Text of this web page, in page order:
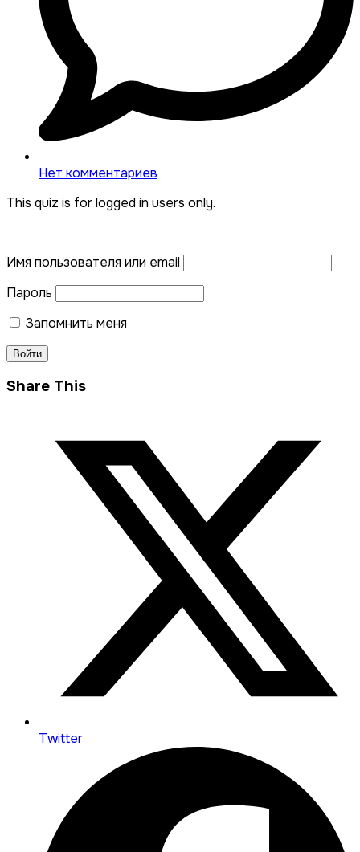
Нет комментариев
This quiz is for logged in users only.
Имя пользователя или email
Пароль
Запомнить меня
Share This
Twitter